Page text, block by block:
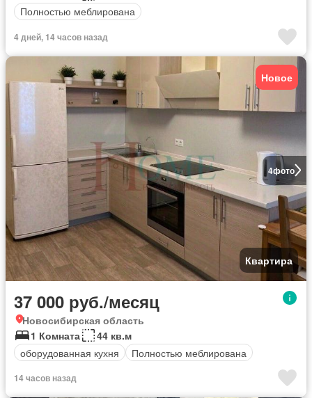
Полностью меблирована
4 дней, 14 часов назад
4фото
Новое
Квартира
37 000 руб./месяц
Новосибирская область
1 Комната
44 кв.м
оборудованная кухня
Полностью меблирована
14 часов назад